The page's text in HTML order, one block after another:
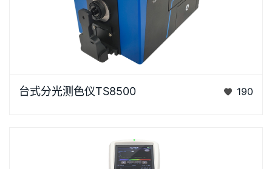
研发的分光测色仪，采用双阵列CMOS图像感应器具有
台式分光测色仪TS8500 190